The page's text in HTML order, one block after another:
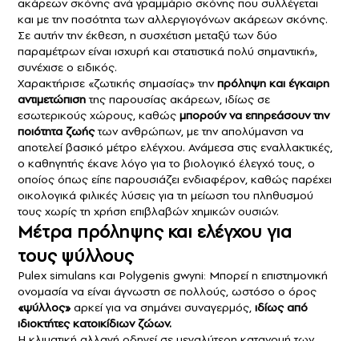
και με την ποσότητα των αλλεργιογόνων ακάρεων σκόνης.
Σε αυτήν την έκθεση, η συσχέτιση μεταξύ των δύο
παραμέτρων είναι ισχυρή και στατιστικά πολύ σημαντική»,
συνέχισε ο ειδικός.
Χαρακτήρισε «ζωτικής σημασίας» τηνπρόληψη και έγκαιρη
αντιμετώπισητης παρουσίας ακάρεων, ιδίως σε
εσωτερικούς χώρους, καθώς μπορούν να επηρεάσουντην
ποιότητα ζωήςτων ανθρώπων, με την απολύμανση να
αποτελεί βασικό μέτρο ελέγχου. Ανάμεσα στις εναλλακτικές,
ο καθηγητής έκανε λόγο για το βιολογικό έλεγχό τους, ο
οποίος όπως είπε παρουσιάζει ενδιαφέρον, καθώς παρέχει
οικολογικά φιλικές λύσεις για τη μείωση του πληθυσμού
τους χωρίς τη χρήση επιβλαβών χημικών ουσιών.
Μέτρα πρόληψης και ελέγχου για
τους ψύλλους
Pulex simulans και Polygenis gwyni: Μπορεί η επιστημονική
ονομασία να είναι άγνωστη σε πολλούς, ωστόσο ο όρος
«ψύλλος» αρκεί για να σημάνει συναγερμός, ιδίως από
ιδιοκτήτες κατοικίδιων ζώων.